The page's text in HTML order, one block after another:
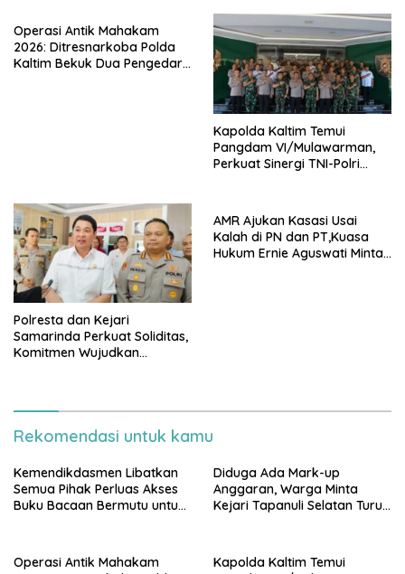
Operasi Antik Mahakam
2026: Ditresnarkoba Polda
Kaltim Bekuk Dua Pengedar
Kapolda Kaltim Temui
Pangdam VI/Mulawarman,
Perkuat Sinergi TNI-Polri
Polresta dan Kejari
Samarinda Perkuat Soliditas,
Komitmen Wujudkan
AMR Ajukan Kasasi Usai
Kalah di PN dan PT,Kuasa
Hukum Ernie Aguswati Minta
Rekomendasi untuk kamu
Kemendikdasmen Libatkan
Semua Pihak Perluas Akses
Buku Bacaan Bermutu untuk
Diduga Ada Mark-up
Anggaran, Warga Minta
Kejari Tapanuli Selatan Turun
Operasi Antik Mahakam
Kapolda Kaltim Temui